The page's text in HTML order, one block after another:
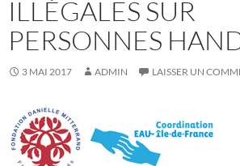
ILLÉGALES SUR
PERSONNES
3 MAI 2017 ADMIN LAISSER UN